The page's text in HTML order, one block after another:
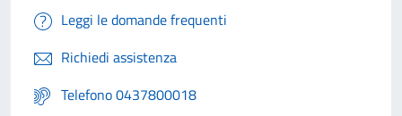
Leggi le domande frequenti
Richiedi assistenza
Telefono 0437800018